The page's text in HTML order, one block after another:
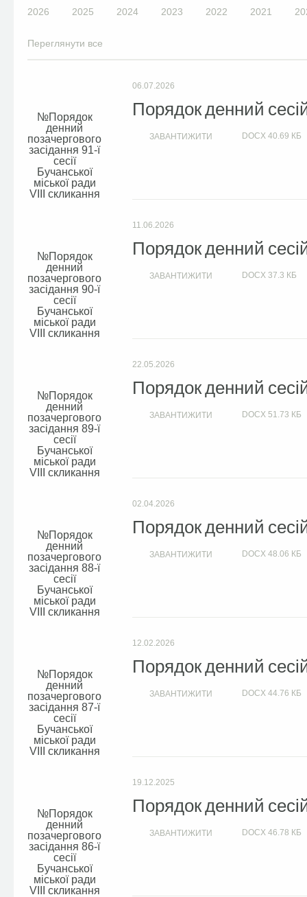
2026 2025 2024 2023 2022 2021
Переглянути все
Порядок
денний
позачергового
засідання 91-ї
сесії
Бучанської
міської ради
VIIІ скликання
06.07.2026
Порядок денний
ЗАВАНТИЖИТИ DOCX 40.69 КБ
Порядок
денний
позачергового
засідання 90-ї
сесії
Бучанської
міської ради
VIIІ скликання
11.06.2026
Порядок денний
ЗАВАНТИЖИТИ DOCX 37.3 КБ
Порядок
денний
позачергового
засідання 89-ї
сесії
Бучанської
міської ради
VIIІ скликання
22.05.2026
Порядок денний
ЗАВАНТИЖИТИ DOCX 51.73 КБ
Порядок
денний
позачергового
засідання 88-ї
сесії
Бучанської
міської ради
VIIІ скликання
02.04.2026
Порядок денний
ЗАВАНТИЖИТИ DOCX 48.06 КБ
Порядок
денний
позачергового
засідання 87-ї
сесії
Бучанської
міської ради
VIIІ скликання
12.02.2026
Порядок денний
ЗАВАНТИЖИТИ DOCX 44.76 КБ
Порядок
денний
позачергового
засідання 86-ї
сесії
Бучанської
міської ради
VIIІ скликання
19.12.2025
Порядок денний
ЗАВАНТИЖИТИ DOCX 46.78 КБ